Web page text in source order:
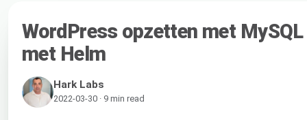
WordPress opzetten met
met Helm
Hark Labs
2022-03-30 · 9 min read